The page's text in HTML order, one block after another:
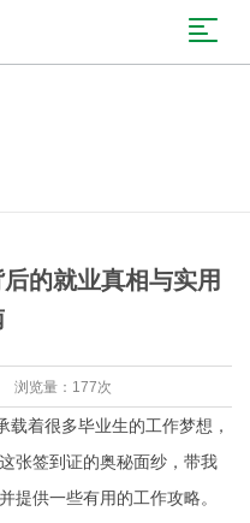
的就业真相与实用
浏览量：177次
载着很多毕业生的工作梦想，
张签到证的奥秘面纱，带我
提供一些有用的工作攻略。